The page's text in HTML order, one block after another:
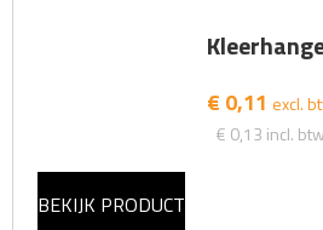
€ 0,11 excl.
€ 0,13 incl. btw
BEKIJK PRODUCT